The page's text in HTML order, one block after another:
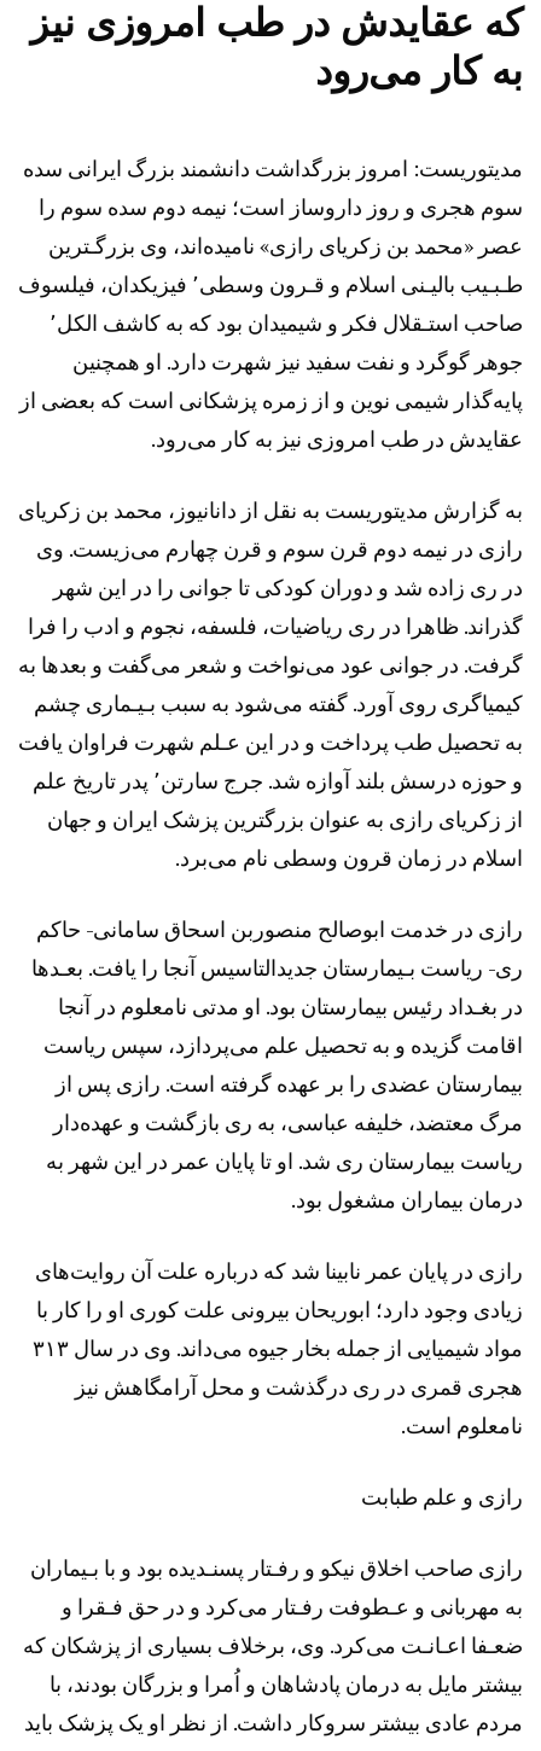
که عقایدش در طب امروزی نیز
به کار می‌رود
مدیتوریست: امروز بزرگداشت دانشمند بزرگ ایرانی سده
سوم هجری و روز داروساز است؛ نیمه دوم سده سوم را
عصر «محمد بن زکریای رازی» نامیده‌اند، وی بزرگـترین
طـبـیب بالیـنی اسلام و قـرون وسطی٬ فیزیکدان، فیلسوف
صاحب استـقلال فکر و شیمیدان بود که به کاشف الکل٬
جوهر گوگرد و نفت سفید نیز شهرت دارد. او همچنین
پایه‌گذار شیمی نوین و از زمره پزشکانی است که بعضی از
عقایدش در طب امروزی نیز به کار می‌رود.
به گزارش مدیتوریست به نقل از دانانیوز، محمد بن زکریای
رازی در نیمه دوم قرن سوم و قرن چهارم می‌زیست. وی
در ری زاده شد و دوران کودکی تا جوانی را در این شهر
گذراند. ظاهرا در ری ریاضیات، فلسفه، نجوم و ادب را فرا
گرفت. در جوانی عود می‌نواخت و شعر می‌گفت و بعدها به
کیمیاگری روی آورد. گفته می‌شود به سبب بـیـماری چشم
به تحصیل طب پرداخت و در این عـلم شهرت فراوان یافت
و حوزه درسش بلند آوازه شد. جرج سارتن٬ پدر تاریخ علم
از زکریای رازی به عنوان بزرگترین پزشک ایران و جهان
اسلام در زمان قرون وسطی نام می‌برد.
رازی در خدمت ابوصالح منصوربن اسحاق سامانی- حاکم
ری- ریاست بـیمارستان جدیدالتاسیس آنجا را یافت. بعـدها
در بغـداد رئیس بیمارستان بود. او مدتی نامعلوم در آنجا
اقامت گزیده و به تحصیل علم می‌پردازد، سپس ریاست
بیمارستان عضدی را بر عهده گرفته است. رازی پس از
مرگ معتضد، خلیفه عباسی، به ری بازگشت و عهده‌دار
ریاست بیمارستان ری شد. او تا پایان عمر در این شهر به
درمان بیماران مشغول بود.
رازی در پایان عمر نابینا شد که درباره علت آن روایت‌های
زیادی وجود دارد؛ ابوریحان بیرونی علت کوری او را کار با
مواد شیمیایی از جمله بخار جیوه می‌داند. وی در سال ۳۱۳
هجری قمری در ری درگذشت و محل آرامگاهش نیز
نامعلوم است.
رازی و علم طبابت
رازی صاحب اخلاق نیکو و رفـتار پسنـدیده بود و با بـیماران
به مهربانی و عـطوفت رفـتار می‌کرد و در حق فـقرا و
ضعـفا اعـانـت می‌کرد. وی، برخلاف بسیاری از پزشکان که
بیشتر مایل به درمان پادشاهان و اُمرا و بزرگان بودند، با
مردم عادی بیشتر سروکار داشت. از نظر او یک پزشک باید